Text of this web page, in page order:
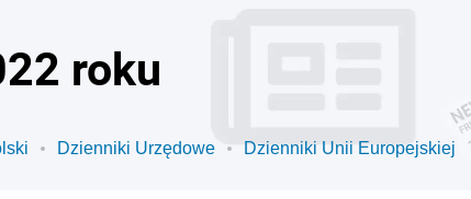
roku
Dzienniki Urzędowe Dzienniki Unii Europejskiej